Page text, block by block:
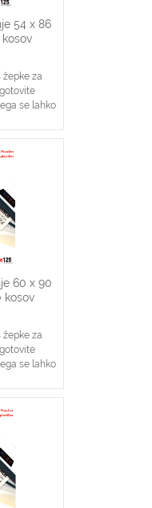
54 x 86
za
se lahko
navodila
zaščite
60 x 90
kosov
za
se lahko
navodila
zaščite